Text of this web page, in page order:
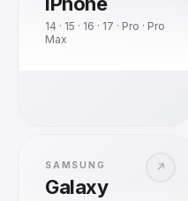
14 · 15 · 16 · 17 · Pro · Pro
Max
↗
SAMSUNG
Galaxy